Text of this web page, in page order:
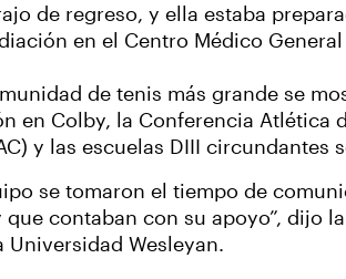
de regreso, y ella estaba
en el Centro Médico
de tenis más grande se
en Colby, la Conferencia Atlética
y las escuelas DIII circundantes
se tomaron el tiempo de
contaban con su apoyo”, dijo
Wesleyan.